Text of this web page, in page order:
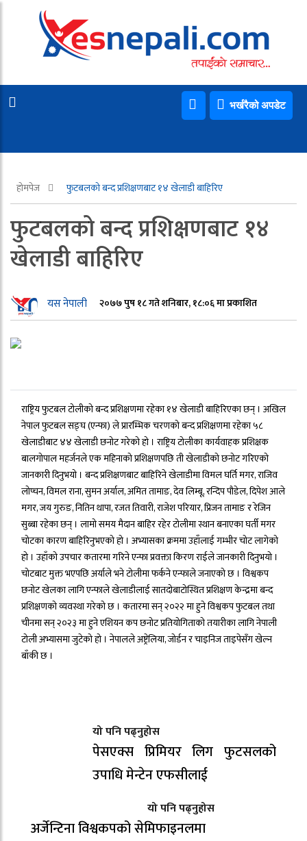
भर्खरैको अपडेट
होमपेज फुटबलको बन्द प्रशिक्षणबाट १४ खेलाडी बाहिरिए
फुटबलको बन्द प्रशिक्षणबाट १४
खेलाडी बाहिरिए
यस नेपाली २०७७ पुष १८ गते शनिबार, १८:०६ मा प्रकाशित
राष्ट्रिय फुटबल टोलीको बन्द प्रशिक्षणमा रहेका १४ खेलाडी बाहिरिएका छन् । अखिल
नेपाल फुटबल सङ्घ (एन्फा) ले प्रारम्भिक चरणको बन्द प्रशिक्षणमा रहेका ५८
खेलाडीबाट ४४ खेलाडी छनोट गरेको हो । राष्ट्रिय टोलीका कार्यवाहक प्रशिक्षक
बालगोपाल महर्जनले एक महिनाको प्रशिक्षणपछि ती खेलाडीको छनोट गरिएको
जानकारी दिनुभयो । बन्द प्रशिक्षणबाट बाहिरिने खेलाडीमा विमल घर्ति मगर, राजिव
लोप्चन, विमल राना, सुमन अर्याल, अमित तामाङ, देव लिम्बू, रन्दिप पौडेल, दिपेश आले
मगर, जय गुरुङ, नितिन थापा, रजत तिवारी, राजेश परियार, प्रिजन तामाङ र रेजिन
सुब्बा रहेका छन् । लामो समय मैदान बाहिर रहेर टोलीमा स्थान बनाएका घर्ती मगर
चोटका कारण बाहिरिनुभएको हो । अभ्यासका क्रममा उहाँलाई गम्भीर चोट लागेको
हो । उहाँको उपचार कतारमा गरिने एन्फा प्रवक्ता किरण राईले जानकारी दिनुभयो ।
चोटबाट मुक्त भएपछि अर्याले भने टोलीमा फर्कने एन्फाले जनाएको छ । विश्वकप
छनोट खेलका लागि एन्फाले खेलाडीलाई सातदोबाटोस्थित प्रशिक्षण केन्द्रमा बन्द
प्रशिक्षणको व्यवस्था गरेको छ । कतारमा सन् २०२२ मा हुने विश्वकप फुटबल तथा
चीनमा सन् २०२३ मा हुने एशियन कप छनोट प्रतियोगिताको तयारीका लागि नेपाली
टोली अभ्यासमा जुटेको हो । नेपालले अष्ट्रेलिया, जोर्डन र चाइनिज ताइपेसँग खेल्न
बाँकी छ ।
यो पनि पढ्नुहोस
पेसएक्स प्रिमियर लिग फुटसलको
उपाधि मेन्टेन एफसीलाई
यो पनि पढ्नुहोस
अर्जेन्टिना विश्वकपको सेमिफाइनलमा